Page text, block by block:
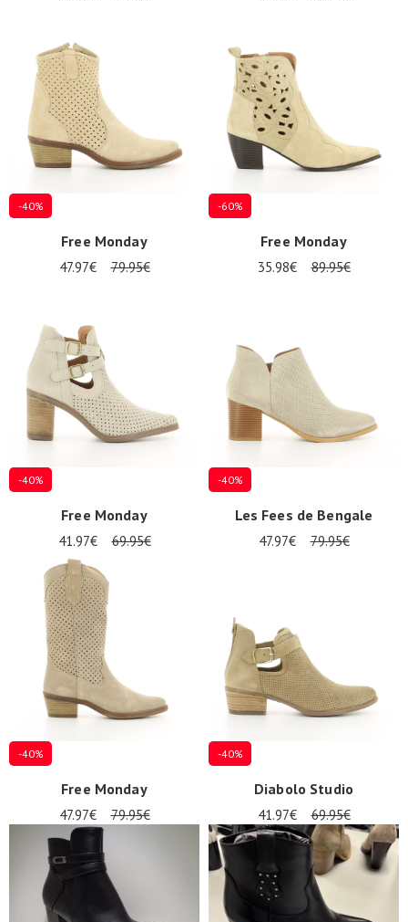
-40%
Free Monday
47.97€ 79.95€
-60%
Free Monday
35.98€ 89.95€
-40%
Free Monday
41.97€ 69.95€
-40%
Les Fees de Bengale
47.97€ 79.95€
-40%
Free Monday
47.97€ 79.95€
-40%
Diabolo Studio
41.97€ 69.95€